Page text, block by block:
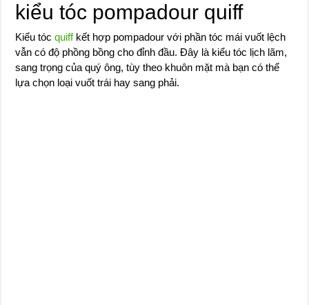
kiểu tóc pompadour quiff
Kiểu tócquiffkết hợp pompadour với phần tóc mái vuốt lệch
vẫn có độ phồng bồng cho đỉnh đầu. Đây là kiểu tóc lịch lãm,
sang trọng của quý ông, tùy theo khuôn mặt mà bạn có thể
lựa chọn loại vuốt trái hay sang phải.